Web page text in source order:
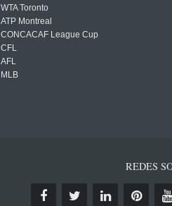
WTA Toronto
ATP Montreal
CONCACAF League Cup
CFL
AFL
MLB
REDES